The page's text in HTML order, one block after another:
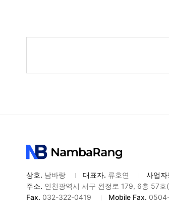
검
상호. 남바랑 대표자. 류호연 사업
주소. 인천광역시 서구 완정로 179, 6층 57
Fax. 032-322-0419 Mobile Fax.